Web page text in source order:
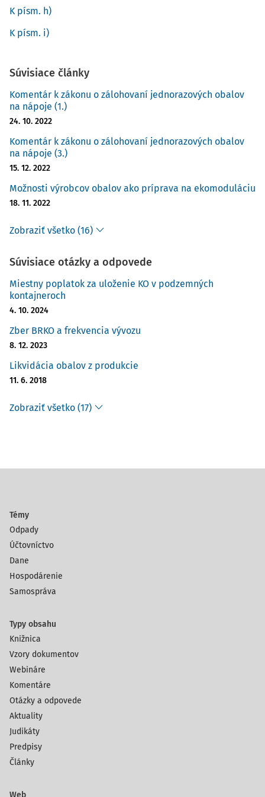
K
K písm. h)
K písm. i)
Súvisiace články
Komentár k zákonu o zálohovaní jednorazových obalov
na nápoje (1.)
24. 10. 2022
Komentár k zákonu o zálohovaní jednorazových obalov
na nápoje (3.)
15. 12. 2022
Možnosti výrobcov obalov ako príprava na ekomoduláciu
18. 11. 2022
Zobraziť všetko (16)
Súvisiace otázky a odpovede
Miestny poplatok za uloženie KO v podzemných
kontajneroch
4. 10. 2024
Zber BRKO a frekvencia vývozu
8. 12. 2023
Likvidácia obalov z produkcie
11. 6. 2018
Zobraziť všetko (17)
Témy
Odpady
Účtovníctvo
Dane
Hospodárenie
Samospráva
Typy obsahu
Knižnica
Vzory dokumentov
Webináre
Komentáre
Otázky a odpovede
Aktuality
Judikáty
Predpisy
Články
Web